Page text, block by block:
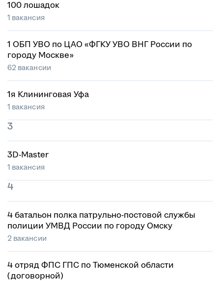
100 лошадок
1 вакансия
1 ОБП УВО по ЦАО «ФГКУ УВО ВНГ России по
городу Москве»
62 вакансии
1я Клининговая Уфа
1 вакансия
3
3D-Master
1 вакансия
4
4 батальон полка патрульно-постовой службы
полиции УМВД России по городу Омску
2 вакансии
4 отряд ФПС ГПС по Тюменской области
(договорной)